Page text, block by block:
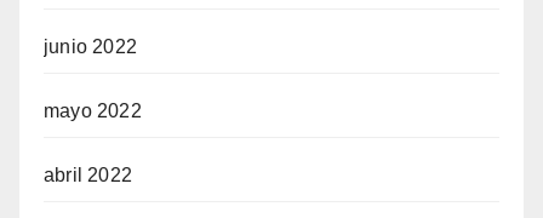
junio 2022
mayo 2022
abril 2022